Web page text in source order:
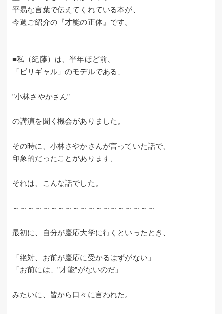
平易な言葉で伝えてくれている本が、
今週ご紹介の『才能の正体』です。
■私（紀藤）は、半年ほど前、
「ビリギャル」のモデルである、
”小林さやかさん”
の講演を聞く機会がありました。
その時に、小林さやかさんが言っていた話で、
印象的だったことがあります。
それは、こんな話でした。
～～～～～～～～～～～～～～～～～～～
最初に、自分が慶応大学に行くといったとき、
「絶対、お前が慶応に受かるはずがない」
「お前には、”才能”がないのだ」
みたいに、皆から口々に言われた。